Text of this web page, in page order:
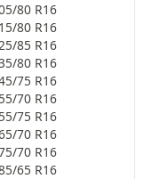
80 R16
80 R16
85 R16
80 R16
75 R16
70 R16
75 R16
70 R16
70 R16
65 R16